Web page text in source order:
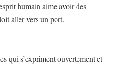
humain aime avoir des
aller vers un port.
qui s’expriment ouvertement et